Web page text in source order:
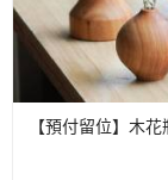
【預付留位】木